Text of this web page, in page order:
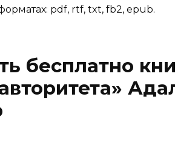
pdf, rtf, txt, fb2, epub.
бесплатно